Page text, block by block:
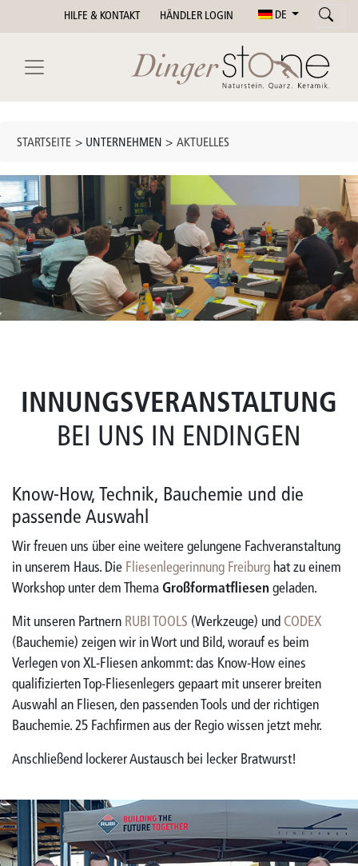
HILFE & KONTAKT HÄNDLER LOGIN DE
STARTSEITE > UNTERNEHMEN > AKTUELLES
INNUNGSVERANSTALTUNG
BEI UNS IN ENDINGEN
Know-How, Technik, Bauchemie und die
passende Auswahl
Wir freuen uns über eine weitere gelungene Fachveranstaltung
in unserem Haus. Die Fliesenlegerinnung Freiburg hat zu einem
Workshop unter dem Thema Großformatfliesen geladen.
Mit unseren Partnern RUBI TOOLS (Werkzeuge) und CODEX
(Bauchemie) zeigen wir in Wort und Bild, worauf es beim
Verlegen von XL-Fliesen ankommt: das Know-How eines
qualifizierten Top-Fliesenlegers gepaart mit unserer breiten
Auswahl an Fliesen, den passenden Tools und der richtigen
Bauchemie. 25 Fachfirmen aus der Regio wissen jetzt mehr.
Anschließend lockerer Austausch bei lecker Bratwurst!